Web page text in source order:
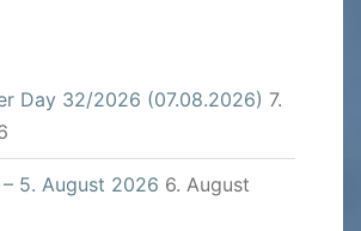
Day 32/2026 (07.08.2026) 7.
5. August 2026 6. August